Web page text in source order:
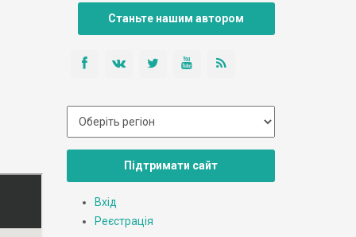
Станьте нашим автором
Підтримати сайт
Вхід
Реєстрація